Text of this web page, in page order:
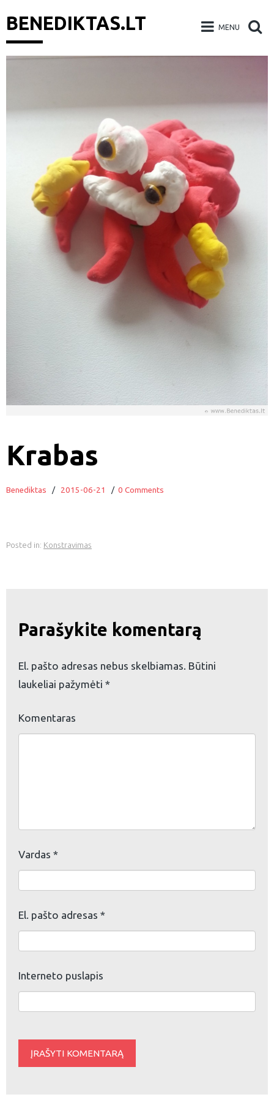
BENEDIKTAS.LT MENU
Krabas
Benediktas / 2015-06-21 / 0 Comments
Posted in: Konstravimas
Parašykite komentarą
El. pašto adresas nebus skelbiamas. Būtini
laukeliai pažymėti *
Komentaras
Vardas *
El. pašto adresas *
Interneto puslapis